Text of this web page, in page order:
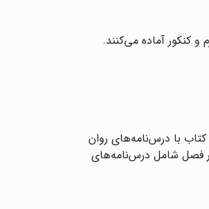
کنکور آماده می‌کنند.
با درس‌نامه‌های روان
فصل شامل درس‌نامه‌های